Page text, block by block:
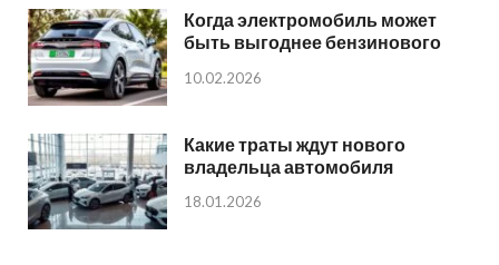
Когда электромобиль может
быть выгоднее бензинового
10.02.2026
Какие траты ждут нового
владельца автомобиля
18.01.2026